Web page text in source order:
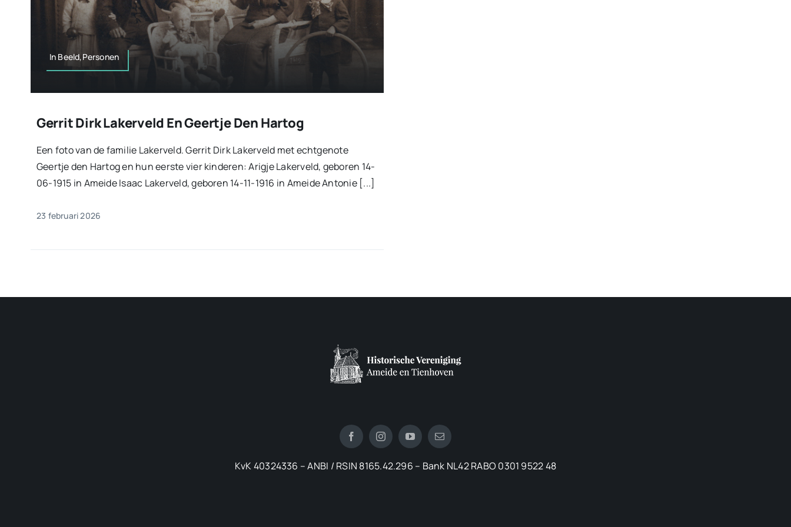
In Beeld,Personen
Gerrit Dirk Lakerveld En Geertje Den Hartog
Een foto van de familie Lakerveld. Gerrit Dirk Lakerveld met echtgenote
Geertje den Hartog en hun eerste vier kinderen: Arigje Lakerveld, geboren 14-
06-1915 in Ameide Isaac Lakerveld, geboren 14-11-1916 in Ameide Antonie [...]
23 februari 2026
KvK 40324336 – ANBI / RSIN 8165.42.296 – Bank NL42 RABO 0301 9522 48